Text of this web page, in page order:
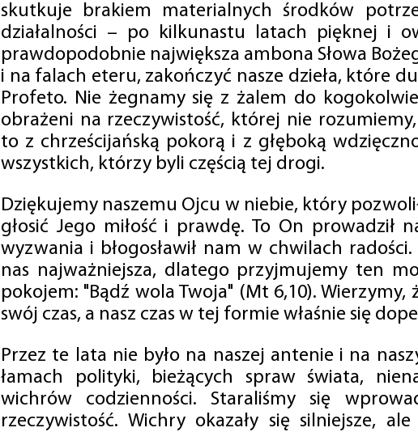
skutkuje brakiem materialnych środków
działalności – po kilkunastu latach pięknej i
prawdopodobnie największa ambona Słowa
i na falach eteru, zakończyć nasze dzieła, które
Profeto. Nie żegnamy się z żalem do
obrażeni na rzeczywistość, której nie
to z chrześcijańską pokorą i z głęboką
wszystkich, którzy byli częścią tej drogi.
Dziękujemy naszemu Ojcu w niebie, który
głosić Jego miłość i prawdę. To On prowadził
wyzwania i błogosławił nam w chwilach
nas najważniejsza, dlatego przyjmujemy ten
pokojem: "Bądź wola Twoja" (Mt 6,10). Wierzymy,
swój czas, a nasz czas w tej formie właśnie się
Przez te lata nie było na naszej antenie i na
łamach polityki, bieżących spraw świata,
wichrów codzienności. Staraliśmy się
rzeczywistość. Wichry okazały się silniejsze,